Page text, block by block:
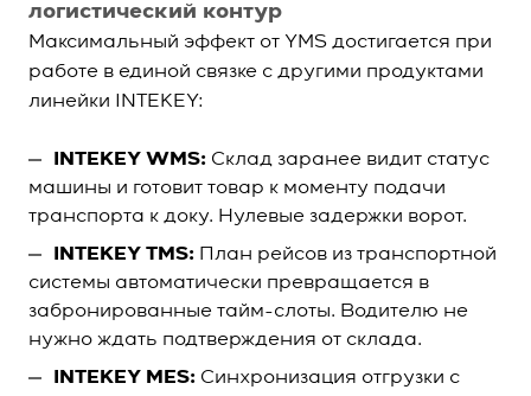
логистический контур
Максимальный эффект от YMS достигается при
работе в единой связке с другими продуктами
линейки INTEKEY:
INTEKEY WMS: Склад заранее видит статус
машины и готовит товар к моменту подачи
транспорта к доку. Нулевые задержки ворот.
INTEKEY TMS: План рейсов из транспортной
системы автоматически превращается в
забронированные тайм-слоты. Водителю не
нужно ждать подтверждения от склада.
INTEKEY MES: Синхронизация отгрузки с